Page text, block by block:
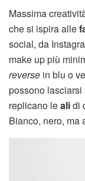
Massima
che si ispira alle
social, da
make up più
reverse in blu o
possono
replicano lealidi
Bianco, nero, ma